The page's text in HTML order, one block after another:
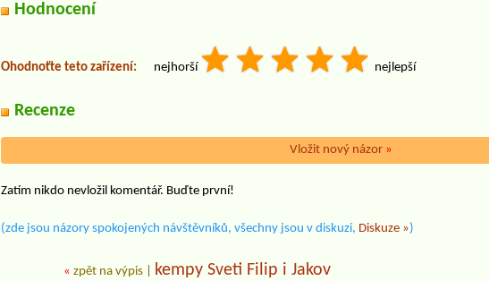
Hodnocení
Ohodnoťte teto zařízení: nejhorší nejlepší
Recenze
Vložit nový názor »
Zatím nikdo nevložil komentář. Buďte první!
(zde jsou názory spokojených návštěvníků, všechny jsou v diskuzi, Diskuze »)
«zpět na výpis kempy Sveti Filip i Jakov